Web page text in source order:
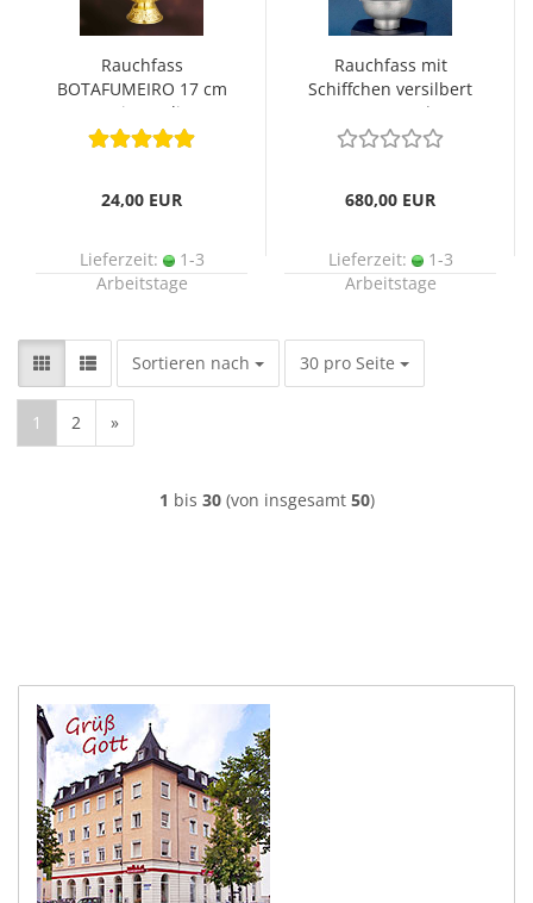
Rauchfass
BOTAFUMEIRO 17 cm
Messing poliert
24,00 EUR
Lieferzeit:
1-3
Arbeitstage
Rauchfass mit
Schiffchen versilbert
14,5 cm Ø
680,00 EUR
Lieferzeit:
1-3
Arbeitstage
Sortieren nach
Sortieren nach 30 pro Seite
pro Seite
1 2 »
1 bis 30(von insgesamt 50)